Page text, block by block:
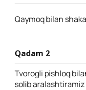
Qaymoq bilan
Qadam 2
Tvorogli pishloq
solib